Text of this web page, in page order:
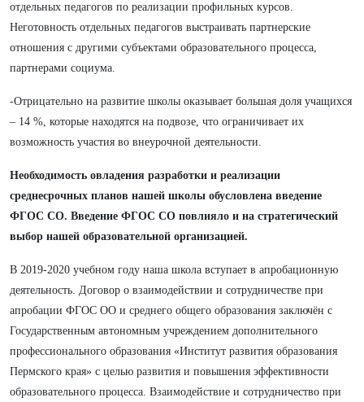
отдельных педагогов по реализации профильных курсов.
Неготовность отдельных педагогов выстраивать партнерские
отношения с другими субъектами образовательного процесса,
партнерами социума.
-Отрицательно на развитие школы оказывает большая доля учащихся
– 14 %, которые находятся на подвозе, что ограничивает их
возможность участия во внеурочной деятельности.
Необходимость овладения разработки и реализации
среднесрочных планов нашей школы обусловлена введение
ФГОС СО. Введение ФГОС СО повлияло и на стратегический
выбор нашей образовательной организацией.
В 2019-2020 учебном году наша школа вступает в апробационную
деятельность. Договор о взаимодействии и сотрудничестве при
апробации ФГОС ОО и среднего общего образования заключён с
Государственным автономным учреждением дополнительного
профессионального образования «Институт развития образования
Пермского края» с целью развития и повышения эффективности
образовательного процесса. Взаимодействие и сотрудничество при